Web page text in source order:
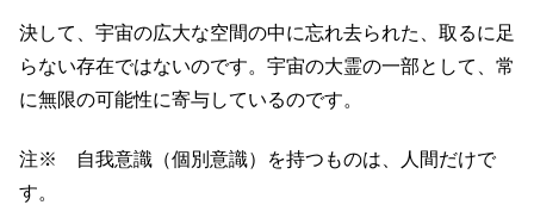
決して、宇宙の広大な空間の中に忘れ去られた、取るに足
らない存在ではないのです。宇宙の大霊の一部として、常
に無限の可能性に寄与しているのです。
注※ 自我意識（個別意識）を持つものは、人間だけで
す。